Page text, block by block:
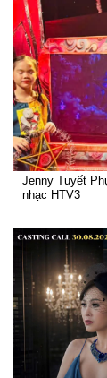
Jenny Tuyết
nhạc HTV3